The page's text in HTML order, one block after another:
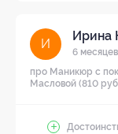
И
Ирина
6
про Маникюр с
Масловой (810